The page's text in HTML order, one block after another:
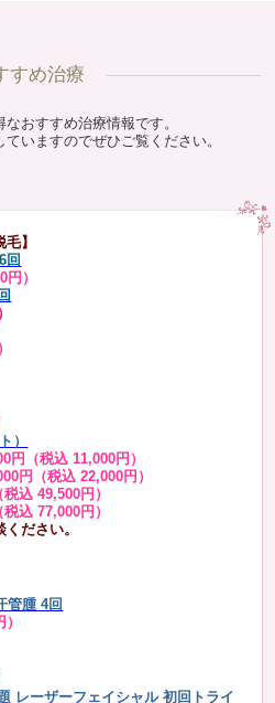
すめ治療
おすすめ治療情報です。
いますのでぜひご覧ください。
】
回
）
）
円（税込 11,000円）
円（税込 22,000円）
込 49,500円）
込 77,000円）
ださい。
管腫 4回
レーザーフェイシャル 初回トライ